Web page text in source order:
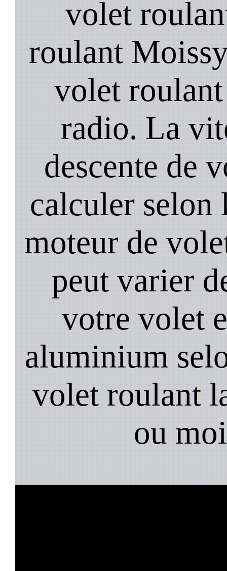
volet
roulant
volet
radio. La
descente de
calculer selon
moteur de
peut varier
votre volet
aluminium
volet roulant
ou